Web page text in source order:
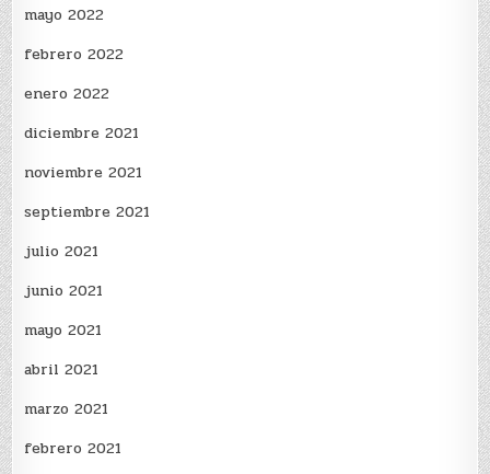
mayo 2022
febrero 2022
enero 2022
diciembre 2021
noviembre 2021
septiembre 2021
julio 2021
junio 2021
mayo 2021
abril 2021
marzo 2021
febrero 2021